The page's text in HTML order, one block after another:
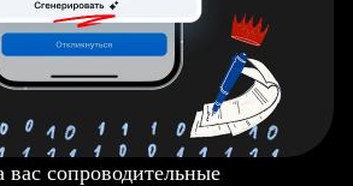
сопроводительные